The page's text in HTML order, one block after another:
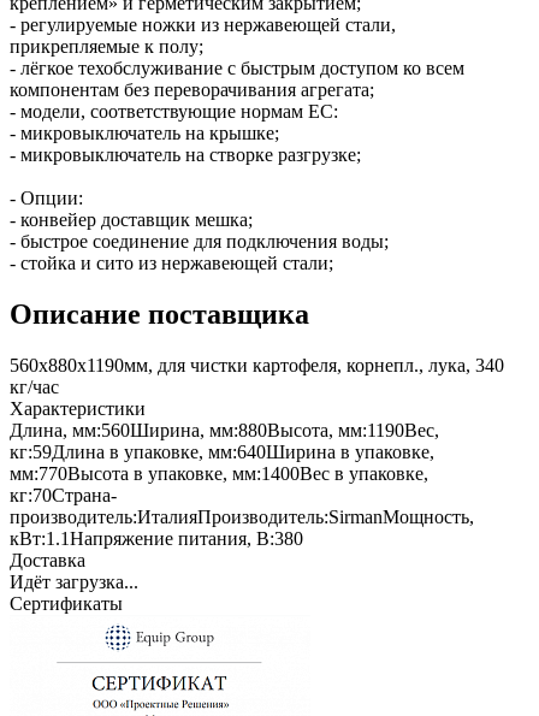
- регулируемые ножки из нержавеющей стали,
прикрепляемые к полу;
- лёгкое техобслуживание с быстрым доступом ко всем
компонентам без переворачивания агрегата;
- модели, соответствующие нормам ЕС:
- микровыключатель на крышке;
- микровыключатель на створке разгрузке;
- Опции:
- конвейер доставщик мешка;
- быстрое соединение для подключения воды;
- стойка и сито из нержавеющей стали;
Описание поставщика
560х880х1190мм, для чистки картофеля, корнепл., лука, 340
кг/час
Характеристики
Длина, мм:560Ширина, мм:880Высота, мм:1190Вес,
кг:59Длина в упаковке, мм:640Ширина в упаковке,
мм:770Высота в упаковке, мм:1400Вес в упаковке,
кг:70Страна-
производитель:ИталияПроизводитель:SirmanМощность,
кВт:1.1Напряжение питания, В:380
Доставка
Идёт загрузка...
Сертификаты